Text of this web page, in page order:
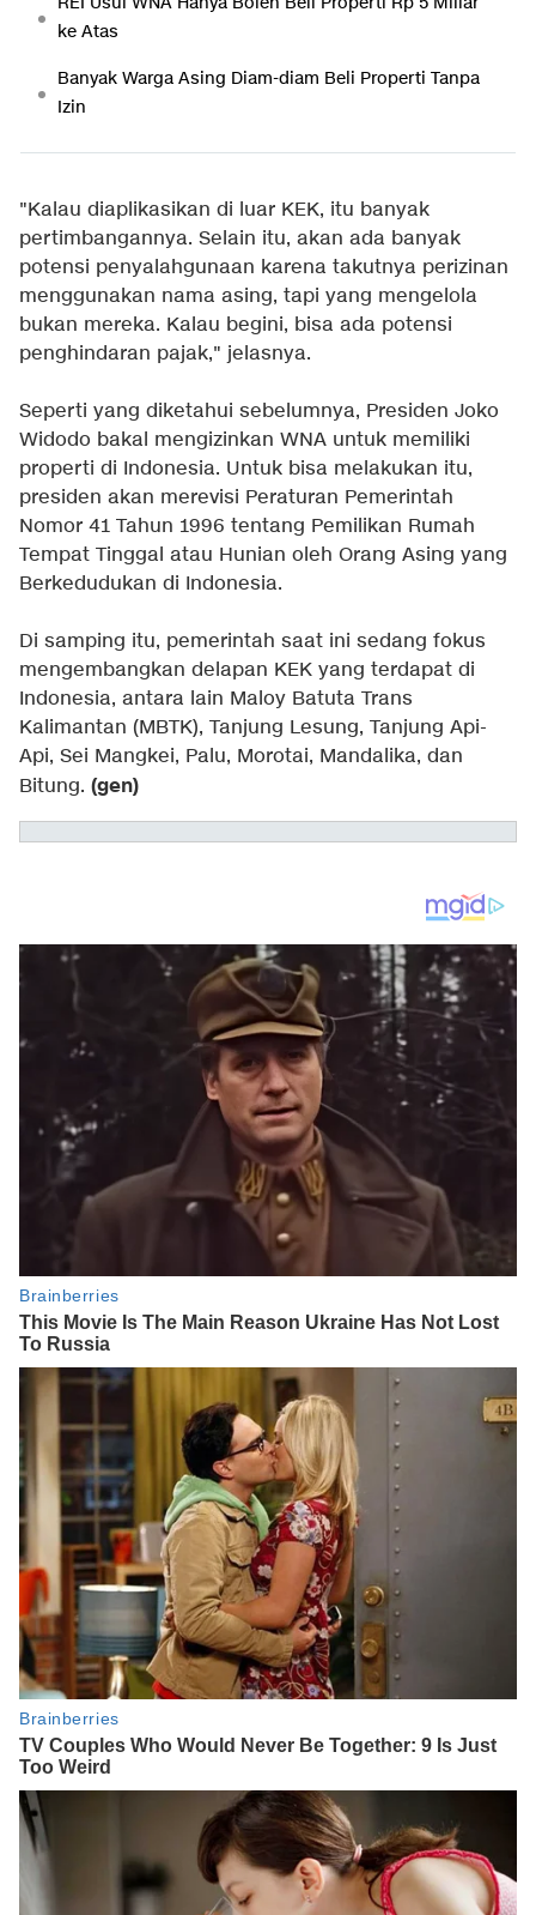
ke Atas
Banyak Warga Asing Diam-diam Beli Properti Tanpa
Izin
"Kalau diaplikasikan di luar KEK, itu banyak
pertimbangannya. Selain itu, akan ada banyak
potensi penyalahgunaan karena takutnya perizinan
menggunakan nama asing, tapi yang mengelola
bukan mereka. Kalau begini, bisa ada potensi
penghindaran pajak," jelasnya.
Seperti yang diketahui sebelumnya, Presiden Joko
Widodo bakal mengizinkan WNA untuk memiliki
properti di Indonesia. Untuk bisa melakukan itu,
presiden akan merevisi Peraturan Pemerintah
Nomor 41 Tahun 1996 tentang Pemilikan Rumah
Tempat Tinggal atau Hunian oleh Orang Asing yang
Berkedudukan di Indonesia.
Di samping itu, pemerintah saat ini sedang fokus
mengembangkan delapan KEK yang terdapat di
Indonesia, antara lain Maloy Batuta Trans
Kalimantan (MBTK), Tanjung Lesung, Tanjung Api-
Api, Sei Mangkei, Palu, Morotai, Mandalika, dan
Bitung. (gen)